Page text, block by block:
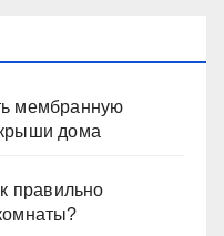
мембранную
дома
правильно